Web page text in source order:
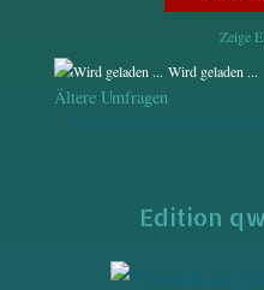
Zeige
Wird geladen ...
Ältere Umfragen
Edition